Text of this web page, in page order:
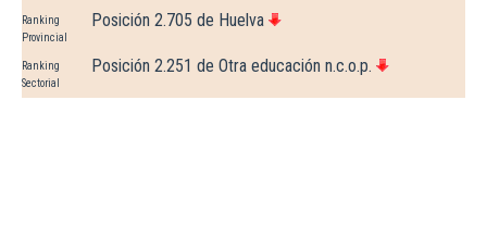
Ranking
Provincial
Posición 2.705 de Huelva
Ranking
Sectorial
Posición 2.251 de Otra educación n.c.o.p.